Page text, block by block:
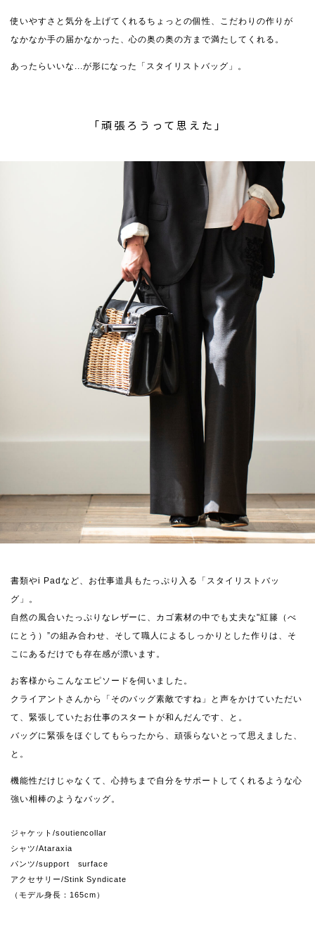
使いやすさと気分を上げてくれるちょっとの個性、こだわりの作りが
なかなか手の届かなかった、心の奥の奥の方まで満たしてくれる。
あったらいいな...が形になった「スタイリストバッグ」。
「頑張ろうって思えた」
書類やi Padなど、お仕事道具もたっぷり入る「スタイリストバッ
グ」。
自然の風合いたっぷりなレザーに、カゴ素材の中でも丈夫な"紅籐（べ
にとう）”の組み合わせ、そして職人によるしっかりとした作りは、そ
こにあるだけでも存在感が漂います。
お客様からこんなエピソードを伺いました。
クライアントさんから「そのバッグ素敵ですね」と声をかけていただい
て、緊張していたお仕事のスタートが和んだんです、と。
バッグに緊張をほぐしてもらったから、頑張らないとって思えました、
と。
機能性だけじゃなくて、心持ちまで自分をサポートしてくれるような心
強い相棒のようなバッグ。
ジャケット /soutiencollar
シャツ/Ataraxia
パンツ/support surface
アクセサリー/Stink Syndicate
（モデル身長：165cm）